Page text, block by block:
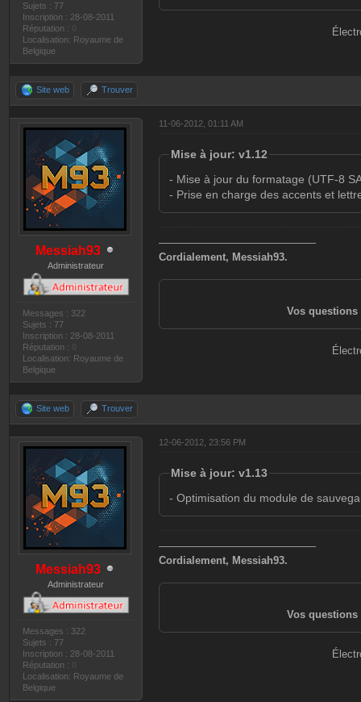
Sujets : 77
Inscription : 28-08-2011
Réputation :
Localisation: Royaume de
Belgique
Site web Trouver
Messiah93
Administrateur
Messages : 322
Sujets : 77
Inscription : 28-08-2011
Réputation :
Localisation: Royaume de
Belgique
11-06-2012, 01:11 AM
Mise à jour: v1.12
- Mise à jour du formatage (UTF-8
- Prise en charge des accents et
———————————————
Cordialement, Messiah93.
Vos questions
Site web Trouver
Messiah93
Administrateur
Messages : 322
Sujets : 77
Inscription : 28-08-2011
Réputation :
Localisation: Royaume de
Belgique
12-06-2012, 23:56 PM
Mise à jour: v1.13
- Optimisation du module de
———————————————
Cordialement, Messiah93.
Vos questions